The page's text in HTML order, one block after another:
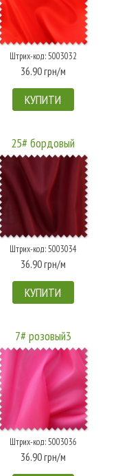
Штрих-код: 5003032
36.90 грн/м
КУПИТИ
25# бордовый
Штрих-код: 5003034
36.90 грн/м
КУПИТИ
7# розовый3
Штрих-код: 5003036
36.90 грн/м